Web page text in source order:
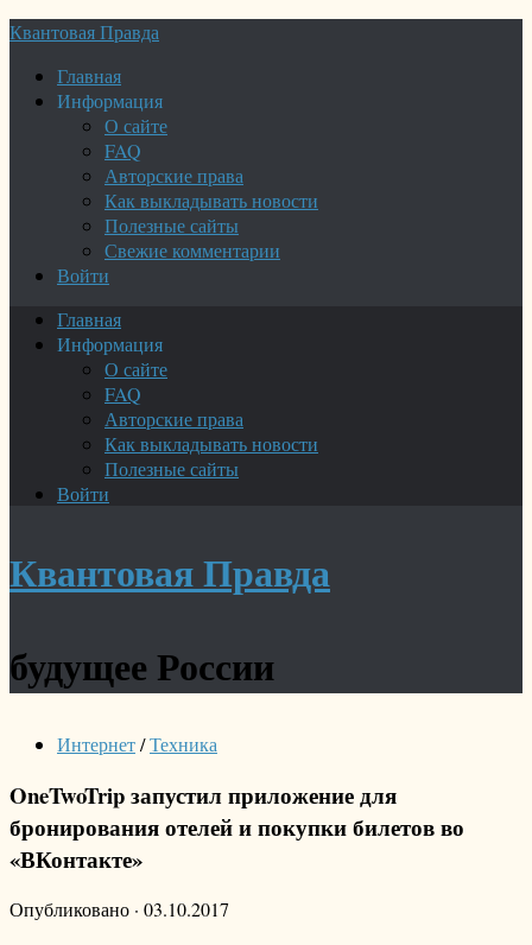
Квантовая Правда
Главная
Информация
О сайте
FAQ
Авторские права
Как выкладывать новости
Полезные сайты
Свежие комментарии
Войти
Главная
Информация
О сайте
FAQ
Авторские права
Как выкладывать новости
Полезные сайты
Войти
Квантовая Правда
будущее России
Интернет/Техника
OneTwoTrip запустил приложение для
бронирования отелей и покупки билетов во
«ВКонтакте»
Опубликовано · 03.10.2017